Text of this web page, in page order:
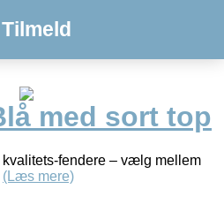
med sort top
fendere – vælg mellem
(Læs mere)